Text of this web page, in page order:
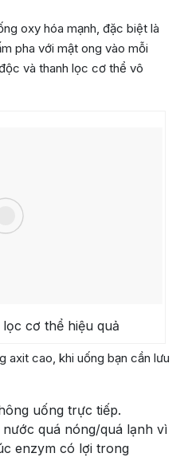
oxy hóa mạnh, đặc biệt là
pha với mật ong vào mỗi
và thanh lọc cơ thể vô
cơ thể hiệu quả
axit cao, khi uống bạn cần lưu
uống trực tiếp.
quá nóng/quá lạnh vì
enzym có lợi trong